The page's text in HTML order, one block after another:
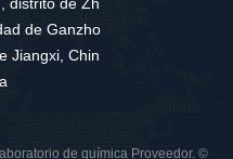
distrito de Zh
de Ganzho
Jiangxi, Chin
a
de química Proveedor. ©